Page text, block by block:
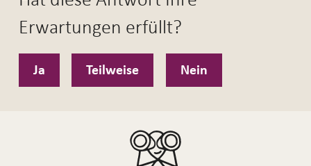
Erwartungen erfüllt?
Ja Teilweise Nein